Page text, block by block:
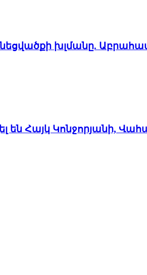
խլմանը.
Հայկ Կոնջորյանի,